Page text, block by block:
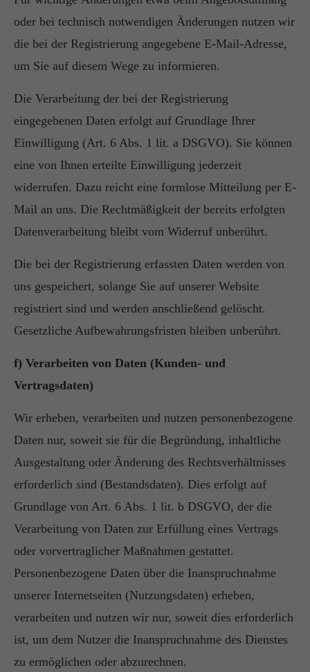
oder bei technisch notwendigen Änderungen nutzen wir
die bei der Registrierung angegebene E-Mail-Adresse,
um Sie auf diesem Wege zu informieren.
Die Verarbeitung der bei der Registrierung
eingegebenen Daten erfolgt auf Grundlage Ihrer
Einwilligung (Art. 6 Abs. 1 lit. a DSGVO). Sie können
eine von Ihnen erteilte Einwilligung jederzeit
widerrufen. Dazu reicht eine formlose Mitteilung per E-
Mail an uns. Die Rechtmäßigkeit der bereits erfolgten
Datenverarbeitung bleibt vom Widerruf unberührt.
Die bei der Registrierung erfassten Daten werden von
uns gespeichert, solange Sie auf unserer Website
registriert sind und werden anschließend gelöscht.
Gesetzliche Aufbewahrungsfristen bleiben unberührt.
f) Verarbeiten von Daten (Kunden- und
Vertragsdaten)
Wir erheben, verarbeiten und nutzen personenbezogene
Daten nur, soweit sie für die Begründung, inhaltliche
Ausgestaltung oder Änderung des Rechtsverhältnisses
erforderlich sind (Bestandsdaten). Dies erfolgt auf
Grundlage von Art. 6 Abs. 1 lit. b DSGVO, der die
Verarbeitung von Daten zur Erfüllung eines Vertrags
oder vorvertraglicher Maßnahmen gestattet.
Personenbezogene Daten über die Inanspruchnahme
unserer Internetseiten (Nutzungsdaten) erheben,
verarbeiten und nutzen wir nur, soweit dies erforderlich
ist, um dem Nutzer die Inanspruchnahme des Dienstes
zu ermöglichen oder abzurechnen.